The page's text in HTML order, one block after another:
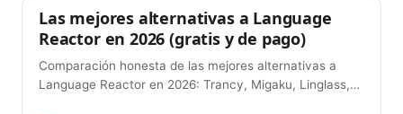
Consejos
Las mejores alternativas a Language
Reactor en 2026 (gratis y de pago)
Comparación honesta de las mejores alternativas a
Language Reactor en 2026: Trancy, Migaku, Linglass,